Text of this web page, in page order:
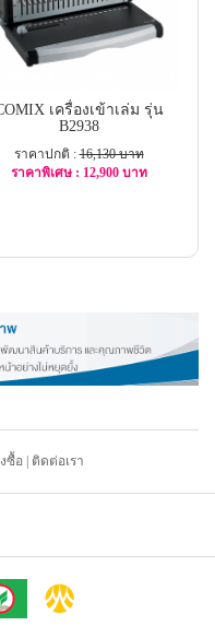
เครื่องเข้าเล่ม รุ่น
B2938
ราคาปกติ :16,130 บาท
ราคาพิเศษ : 12,900 บาท
ซื้อ ติดต่อเรา